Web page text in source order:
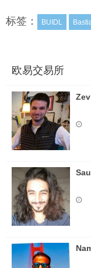
标签： BUIDL
欧易交易所